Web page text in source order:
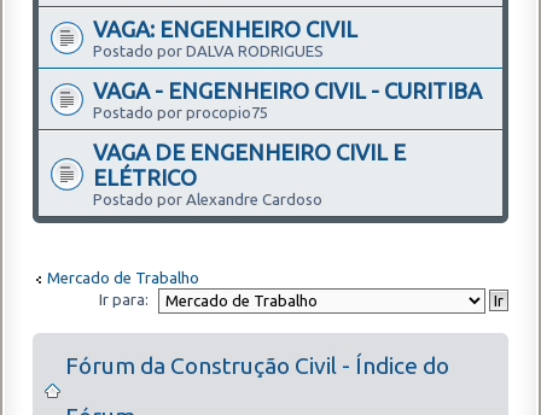
VAGA: ENGENHEIRO CIVIL
Postado por DALVA RODRIGUES
VAGA - ENGENHEIRO CIVIL - CURITIBA
Postado por procopio75
VAGA DE ENGENHEIRO CIVIL E
ELÉTRICO
Postado por Alexandre Cardoso
Mercado de Trabalho
Ir para:
Fórum da Construção Civil - Índice do